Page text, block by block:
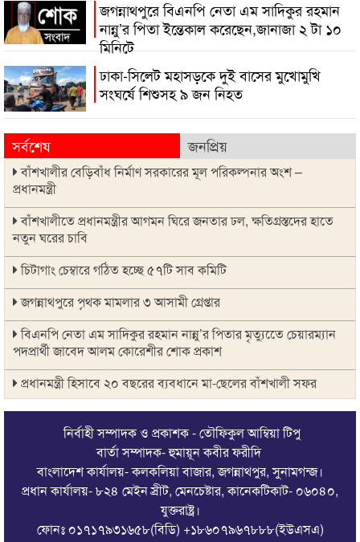
জগন্নাথপুরে বিএনপি নেতা এম সাদিকুর রহমান
নান্নু’র পিতা ইন্তেকাল করেছেন,জানাজা ২ টা ১০
মিনিটে
ঢাকা-সিলেট মহাসড়কে দুই বাসের মুখোমুখি
সংঘর্ষে শিশুসহ ৯ জন নিহত
সর্বশেষ জনপ্রিয়
বাঁশখালীর বেড়িবাঁধ নির্মাণ সরকারের মূল পরিকল্পনার অংশ –
প্রধানমন্ত্রী
বাঁশখালীতে প্রধানমন্ত্রীর আগমন ঘিরে জনতার ঢল, ক্ষতিগ্রস্তদের হাতে
নতুন ঘরের চাবি
চিটাগাং চেম্বারে গঠিত হচ্ছে ৫৭টি সাব কমিটি
জগন্নাথপুরে পৃথক মামলার ৩ আসামী গ্রেপ্তার
বিএনপি নেতা এম সাদিকুর রহমান নান্নু’র পিতার মৃত্যুতেে চেয়ারম্যান
পদপ্রার্থী জাবেদ আলম কোরেশীর শোক প্রকাশ
প্রধানমন্ত্রী হিসাবে ২০ বছরের ব্যবধানে মা-ছেলের বাঁশখালী সফর
জগন্নাথপুর উপজেলা দুর্নীতি প্রতিরোধ কমিটিকে জাবেদ আলম
কোরেশীর অভিনন্দন ও শুভেচ্ছা
বিএনপি নেতা এম সাদিকুর রহমান নান্নু’র পিতার মৃত্যুতে কলকলিয়া
ইউনিয়ন বিএনপি ও সহযোগী সংগঠনের শোক প্রকাশ
বাঁশখালীতে বন্যায় ১১ হাজার ঘর ক্ষতিগ্রস্ত, নতুন ঘর পাচ্ছে ১০০
পরিবার
নির্বাহী সম্পাদক ও প্রকাশক - তৌফিকুল আম্বিয়া টিপু
বার্তা সম্পাদক- হুমায়ূন কবীর ফরীদি
বাংলাদেশ কার্যালয়- কলকলিয়া বাজার, জগন্নাথপুর, সুনামগন্জ।
প্রধান কার্যালয়- ৮২৪ মেইন স্রীট, মেনচেষ্টার, কানেকটিকাট- ০৬০৪০,
যুক্তরাষ্ট্র।
ফোনঃ ০১৭১৭৯৩১৬৫৮(বিডি) +১৮৬০৭৯৬৭৮৮৮(ইউএসএ)